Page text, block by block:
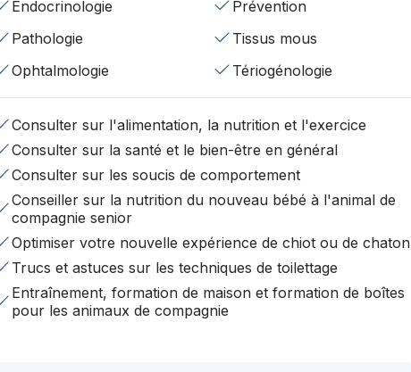
Endocrinologie
Prévention
Pathologie
Tissus mous
Ophtalmologie
Tériogénologie
Consulter sur l'alimentation, la nutrition et l'exercice
Consulter sur la santé et le bien-être en général
Consulter sur les soucis de comportement
Conseiller sur la nutrition du nouveau bébé à l'animal de
compagnie senior
Optimiser votre nouvelle expérience de chiot ou de chaton
Trucs et astuces sur les techniques de toilettage
Entraînement, formation de maison et formation de boîtes
pour les animaux de compagnie